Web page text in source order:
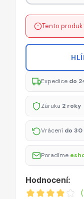
Tento
Expedice do
Záruka 2 roky
Vrácení do 30
Poradíme
Hodnocení: